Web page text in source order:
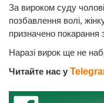
За вироком суду
позбавлення волі,
призначено покарання
Наразі вирок ще не
Читайте нас у